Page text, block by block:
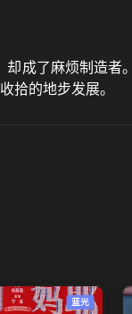
了麻烦制造者
拾的地步发展。
蓝光